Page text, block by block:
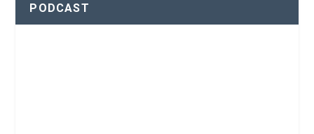
PODCAST